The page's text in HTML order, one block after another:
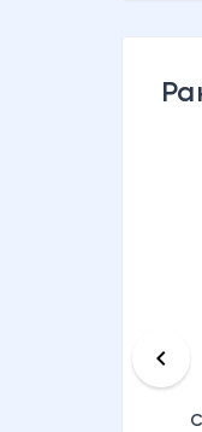
keyboard_arrow_left